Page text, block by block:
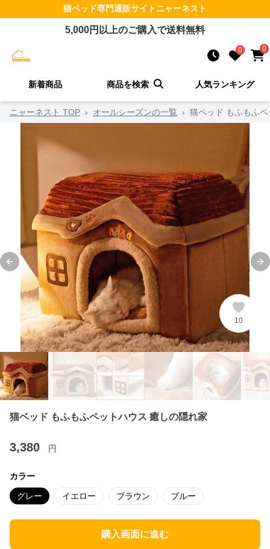
猫ベッド専門通販サイトニャーネスト
5,000円以上のご購入で送料無料
0 0
新着商品 商品を検索 人気ランキング
ニャーネスト TOP › オールシーズンの一覧 › 猫ベッド もふもふ
Previous slide
10
猫ベッド もふもふペットハウス 癒しの隠れ家
3,380 円
カラー
グレー イエロー ブラウン ブルー
購入画面に進む